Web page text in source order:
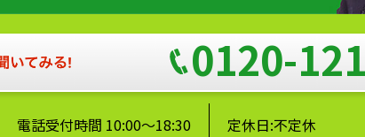
0120-
電話受付時間 10:00～18:30 定休日:不定休